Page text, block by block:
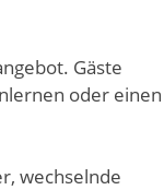
Gäste
oder einen
wechselnde